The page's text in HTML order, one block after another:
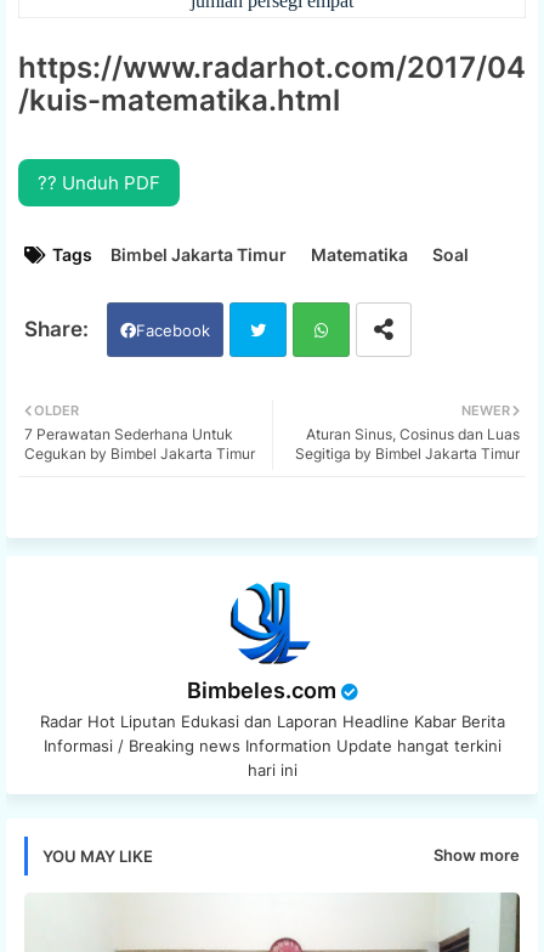
https://www.radarhot.com/2017/04
/kuis-matematika.html
?? Unduh PDF
Tags Bimbel Jakarta Timur Matematika Soal
Facebook
ats
NEWER
Aturan Sinus, Cosinus dan Luas
Segitiga by Bimbel Jakarta Timur
OLDER
7 Perawatan Sederhana Untuk
Cegukan by Bimbel Jakarta Timur
Bimbeles.com
Radar Hot Liputan Edukasi dan Laporan Headline Kabar Berita
Informasi / Breaking news Information Update hangat terkini
hari ini
YOU MAY LIKE Show more